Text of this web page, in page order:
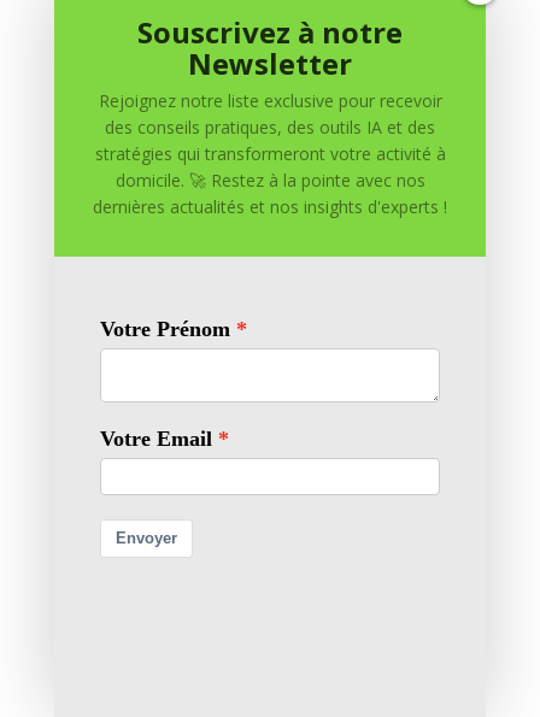
0 commentaires
Soumettre un commentaire
Votre adresse e-mail ne sera pas publiée. Les champs
Souscrivez à notre
Newsletter
Rejoignez notre liste exclusive pour recevoir
des conseils pratiques, des outils IA et des
stratégies qui transformeront votre activité à
domicile. 🚀 Restez à la pointe avec nos
dernières actualités et nos insights d'experts !